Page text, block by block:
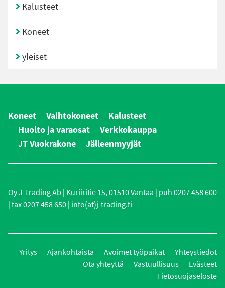
Kalusteet
Koneet
yleiset
Koneet Vaihtokoneet
Kalusteet
Huolto ja varaosat
Verkkokauppa
JT Vuokrakone
Jälleenmyyjät
Oy J-Trading Ab | Kuriiritie 15, 01510 Vantaa | puh 0207 458 600
| fax 0207 458 650 | info(at)j-trading.fi
Yritys Ajankohtaista Avoimet työpaikat
Yhteystiedot
Ota yhteyttä
Vastuullisuus
Evästeet
Tietosuojaseloste